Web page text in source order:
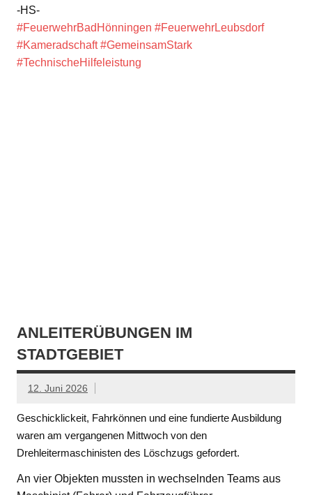
-HS-
#FeuerwehrBadHönningen #FeuerwehrLeubsdorf
#Kameradschaft #GemeinsamStark
#TechnischeHilfeleistung
ANLEITERÜBUNGEN IM
STADTGEBIET
12. Juni 2026
Geschicklickeit, Fahrkönnen und eine fundierte Ausbildung
waren am vergangenen Mittwoch von den
Drehleitermaschinisten des Löschzugs gefordert.
An vier Objekten mussten in wechselnden Teams aus